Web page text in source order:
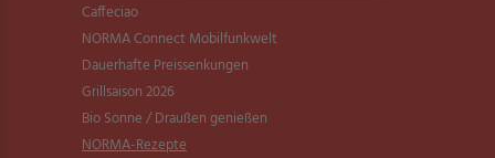
Caffeciao
NORMA Connect Mobilfunkwelt
Dauerhafte Preissenkungen
Grillsaison 2026
Bio Sonne / Draußen genießen
NORMA-Rezepte